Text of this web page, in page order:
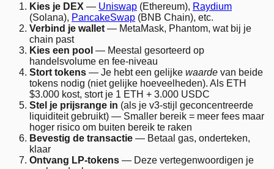
Kies je DEX — Uniswap (Ethereum), Raydium
(Solana), PancakeSwap (BNB Chain), etc.
Verbind je wallet — MetaMask, Phantom, wat bij je
chain past
Kies een pool — Meestal gesorteerd op
handelsvolume en fee-niveau
Stort tokens — Je hebt een gelijke waarde van beide
tokens nodig (niet gelijke hoeveelheden). Als ETH
$3.000 kost, stort je 1 ETH + 3.000 USDC
Stel je prijsrange in (als je v3-stijl geconcentreerde
liquiditeit gebruikt) — Smaller bereik = meer fees maar
hoger risico om buiten bereik te raken
Bevestig de transactie — Betaal gas, onderteken,
klaar
Ontvang LP-tokens — Deze vertegenwoordigen je